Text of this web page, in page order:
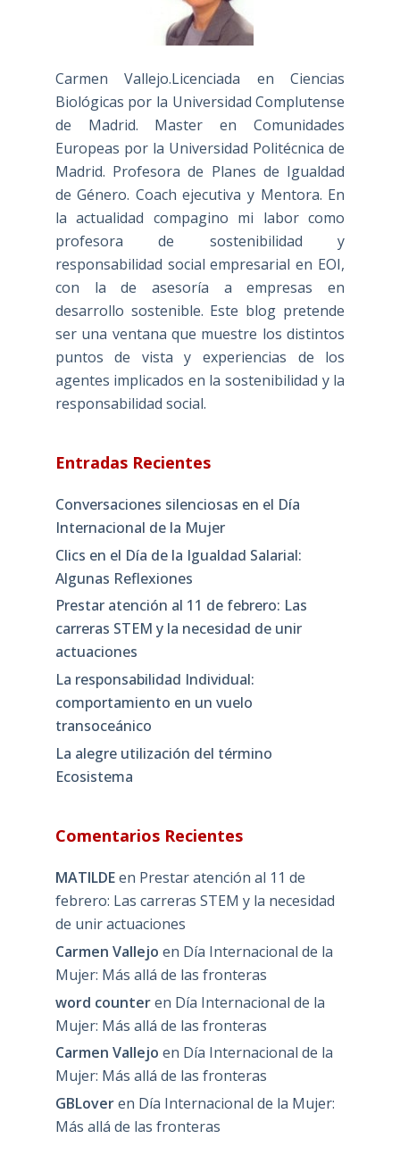
Carmen Vallejo.Licenciada en Ciencias
Biológicas por la Universidad Complutense
de Madrid. Master en Comunidades
Europeas por la Universidad Politécnica de
Madrid. Profesora de Planes de Igualdad
de Género. Coach ejecutiva y Mentora. En
la actualidad compagino mi labor como
profesora de sostenibilidad y
responsabilidad social empresarial en EOI,
con la de asesoría a empresas en
desarrollo sostenible. Este blog pretende
ser una ventana que muestre los distintos
puntos de vista y experiencias de los
agentes implicados en la sostenibilidad y la
responsabilidad social.
Entradas Recientes
Conversaciones silenciosas en el Día
Internacional de la Mujer
Clics en el Día de la Igualdad Salarial:
Algunas Reflexiones
Prestar atención al 11 de febrero: Las
carreras STEM y la necesidad de unir
actuaciones
La responsabilidad Individual:
comportamiento en un vuelo
transoceánico
La alegre utilización del término
Ecosistema
Comentarios Recientes
MATILDEen Prestar atención al 11 de
febrero: Las carreras STEM y la necesidad
de unir actuaciones
Carmen Vallejo en Día Internacional de la
Mujer: Más allá de las fronteras
word counteren Día Internacional de la
Mujer: Más allá de las fronteras
Carmen Vallejo en Día Internacional de la
Mujer: Más allá de las fronteras
GBLoveren Día Internacional de la Mujer:
Más allá de las fronteras